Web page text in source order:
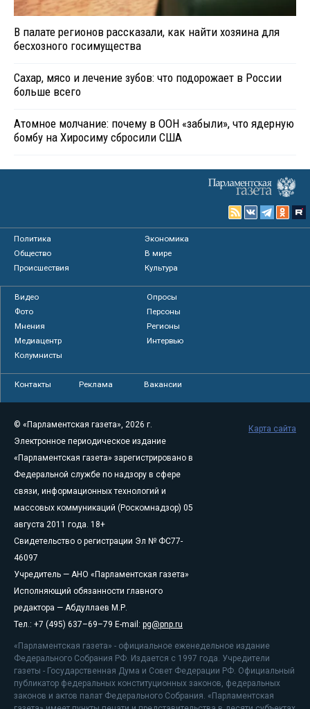
В палате регионов рассказали, как найти хозяина для
бесхозного госимущества
Сахар, мясо и лечение зубов: что подорожает в России
больше всего
Атомное молчание: почему в ООН «забыли», что ядерную
бомбу на Хиросиму сбросили США
Политика
Экономика
Общество
В мире
Происшествия
Культура
Видео
Опросы
Фото
Персоны
Мнения
Регионы
Медиацентр
Интервью
Колумнисты
Контакты Реклама Вакансии
© «Парламентская газета», 2026 г.
Электронное периодическое издание
«Парламентская газета» зарегистрировано в
Федеральной службе по надзору в сфере
связи, информационных технологий и
массовых коммуникаций (Роскомнадзор) 05
августа 2011 года. 18+
Свидетельство о регистрации Эл № ФС77-
46097
Учредитель — АНО «Парламентская газета»
Исполняющий обязанности главного
редактора — Абдуллаев М.Р.
Тел.: +7 (495) 637–69–79 E-mail: pg@pnp.ru
«Парламентская газета» - официальное еженедельное издание
Федерального Собрания РФ. Издается с 1997 года. Учредители
газеты - Государственная Дума и Совет Федерации РФ. Официальный
публикатор федеральных конституционных законов, федеральных
законов и актов палат Федерального Собрания. «Парламентская
Карта сайта